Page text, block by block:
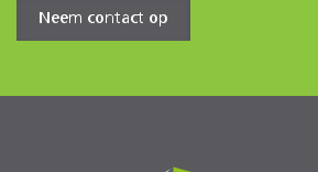
Neem contact op